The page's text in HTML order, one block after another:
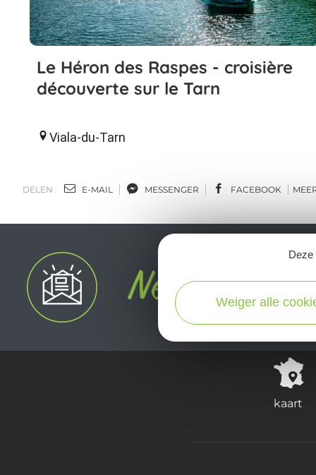
Le Héron des Raspes - croisière
découverte sur le Tarn
Viala-du-Tarn
DELEN : E-MAIL MESSENGER FACEBOOK
kaart
Deze
Weiger alle